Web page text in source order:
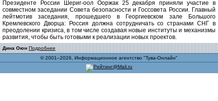
Президенте России Шериг-оол Ооржак 25 декабря приняли участие в
совместном заседании Совета безопасности и Госсовета России. Главный
лейтмотив заседания, прошедшего в Георгиевском зале Большого
Кремлевского Дворца: Россия должна сотрудничать со странами СНГ в
преодолении кризиса, в том числе создавая новые институты и механизмы
развития, чтобы быть готовыми к реализации новых проектов.
Дина Оюн Подробнее
© 2001–2026, Информационное агентство "Тува-Онлайн"